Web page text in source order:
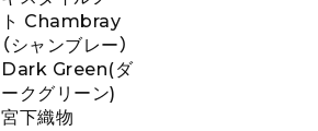
ト Chambray
（シャンブレー）
Dark Green(ダ
ークグリーン)
宮下織物